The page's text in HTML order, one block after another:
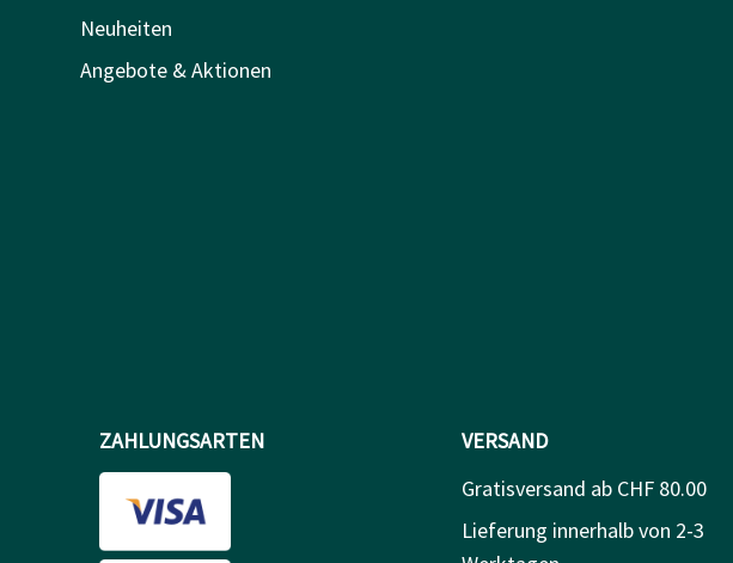
Neuheiten
Angebote & Aktionen
ZAHLUNGSARTEN
VERSAND
Gratisversand ab CHF 80.00
Lieferung innerhalb von 2-3